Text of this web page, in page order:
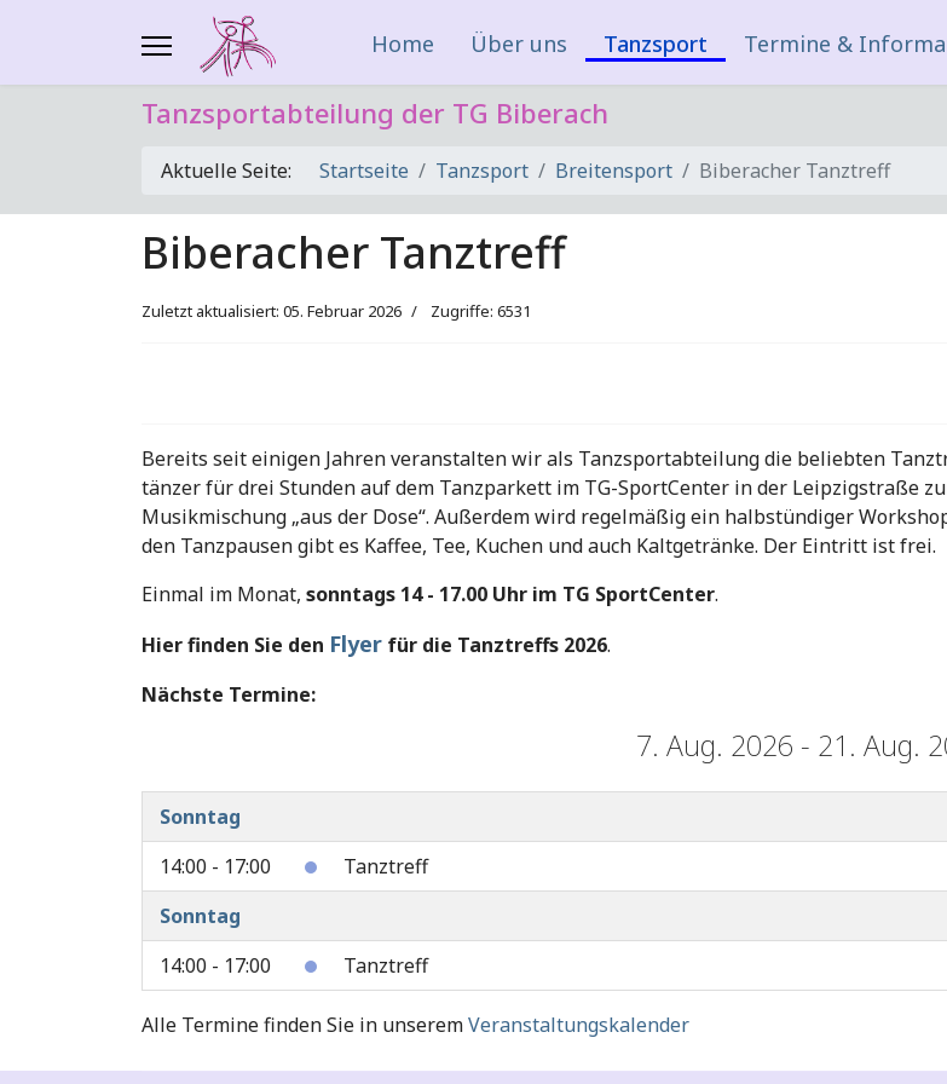
Home Über uns Tanzsport Termine &
Tanzsportabteilung der TG Biberach
Aktuelle Seite: Startseite Tanzsport Breitensport Biberacher Tanztreff
Biberacher Tanztreff
Zuletzt aktualisiert: 05. Februar 2026 Zugriffe: 6531
Bereits seit einigen Jahren veranstalten wir als Tanzsportabteilung die beliebten
tänzer für drei Stunden auf dem Tanzparkett im TG-SportCenter in der Leipzigstraße
Musikmischung „aus der Dose“. Außerdem wird regelmäßig ein halbstündiger
den Tanzpausen gibt es Kaffee, Tee, Kuchen und auch Kaltgetränke. Der Eintritt ist frei.
Einmal im Monat, sonntags 14 - 17.00 Uhr im TG SportCenter.
Hier finden Sie den Flyer für die Tanztreffs 2026.
Nächste Termine:
7. Aug. 2026 - 21. Aug.
Sonntag
14:00 - 17:00
Tanztreff
Sonntag
14:00 - 17:00
Tanztreff
Alle Termine finden Sie in unseremVeranstaltungskalender